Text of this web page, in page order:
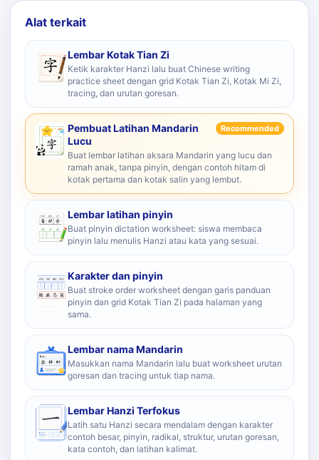
Alat terkait
Lembar Kotak Tian Zi
Ketik karakter Hanzi lalu buat Chinese writing
practice sheet dengan grid Kotak Tian Zi, Kotak Mi Zi,
tracing, dan urutan goresan.
Pembuat Latihan Mandarin
Lucu
Recommended
Buat lembar latihan aksara Mandarin yang lucu dan
ramah anak, tanpa pinyin, dengan contoh hitam di
kotak pertama dan kotak salin yang lembut.
Lembar latihan pinyin
Buat pinyin dictation worksheet: siswa membaca
pinyin lalu menulis Hanzi atau kata yang sesuai.
Karakter dan pinyin
Buat stroke order worksheet dengan garis panduan
pinyin dan grid Kotak Tian Zi pada halaman yang
sama.
Lembar nama Mandarin
Masukkan nama Mandarin lalu buat worksheet urutan
goresan dan tracing untuk tiap nama.
Lembar Hanzi Terfokus
Latih satu Hanzi secara mendalam dengan karakter
contoh besar, pinyin, radikal, struktur, urutan goresan,
kata contoh, dan latihan kalimat.